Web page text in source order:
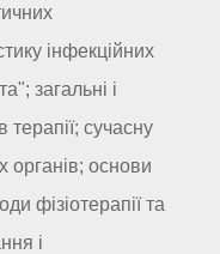
інфекційних
загальні і
сучасну
органів; основи
фізіотерапії та
і